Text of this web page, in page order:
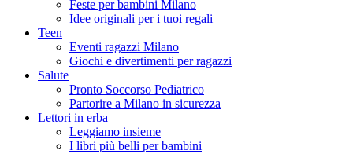
Feste per bambini Milano
Idee originali per i tuoi regali
Teen
Eventi ragazzi Milano
Giochi e divertimenti per ragazzi
Salute
Pronto Soccorso Pediatrico
Partorire a Milano in sicurezza
Lettori in erba
Leggiamo insieme
I libri più belli per bambini